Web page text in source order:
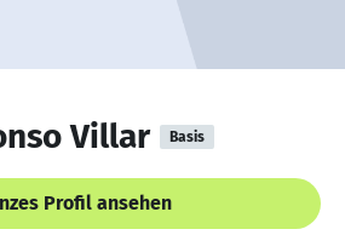
Villar Basis
Profil ansehen